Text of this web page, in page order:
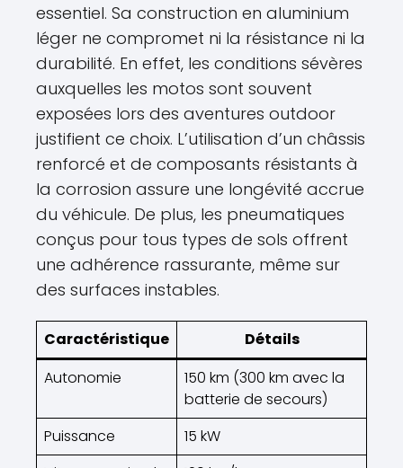
essentiel. Sa construction en aluminium
léger ne compromet ni la résistance ni la
durabilité. En effet, les conditions sévères
auxquelles les motos sont souvent
exposées lors des aventures outdoor
justifient ce choix. L’utilisation d’un châssis
renforcé et de composants résistants à
la corrosion assure une longévité accrue
du véhicule. De plus, les pneumatiques
conçus pour tous types de sols offrent
une adhérence rassurante, même sur
des surfaces instables.
Caractéristique
Détails
Autonomie
150 km (300 km avec la
batterie de secours)
Puissance
15 kW